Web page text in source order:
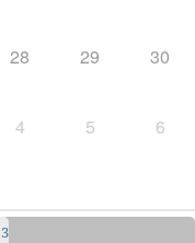
28 29 30
4 5 6
3